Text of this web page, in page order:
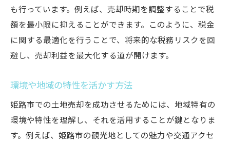
も行っています。例えば、売却時期を調整することで税
額を最小限に抑えることができます。このように、税金
に関する最適化を行うことで、将来的な税務リスクを回
避し、売却利益を最大化する道が開けます。
環境や地域の特性を活かす方法
姫路市での土地売却を成功させるためには、地域特有の
環境や特性を理解し、それを活用することが鍵となりま
す。例えば、姫路市の観光地としての魅力や交通アクセ